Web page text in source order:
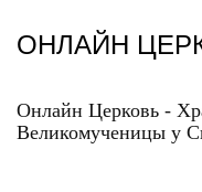
содержанию
ОНЛАЙН
Онлайн Церковь -
Великомученицы у